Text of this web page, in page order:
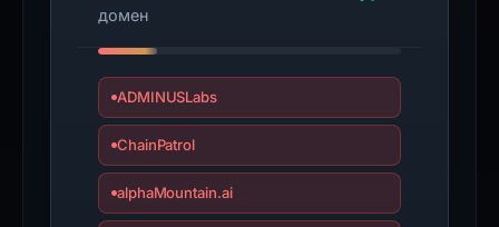
домен
ADMINUSLabs
ChainPatrol
alphaMountain.ai